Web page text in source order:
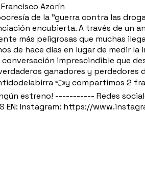
Azorín
de la "guerra contra las
encubierta. A través de un
más peligrosas que muchas
de hace días en lugar de medir
imprescindible que
ganadores y
👈y compartimos 2
estreno! ----------- Redes
Instagram: https://